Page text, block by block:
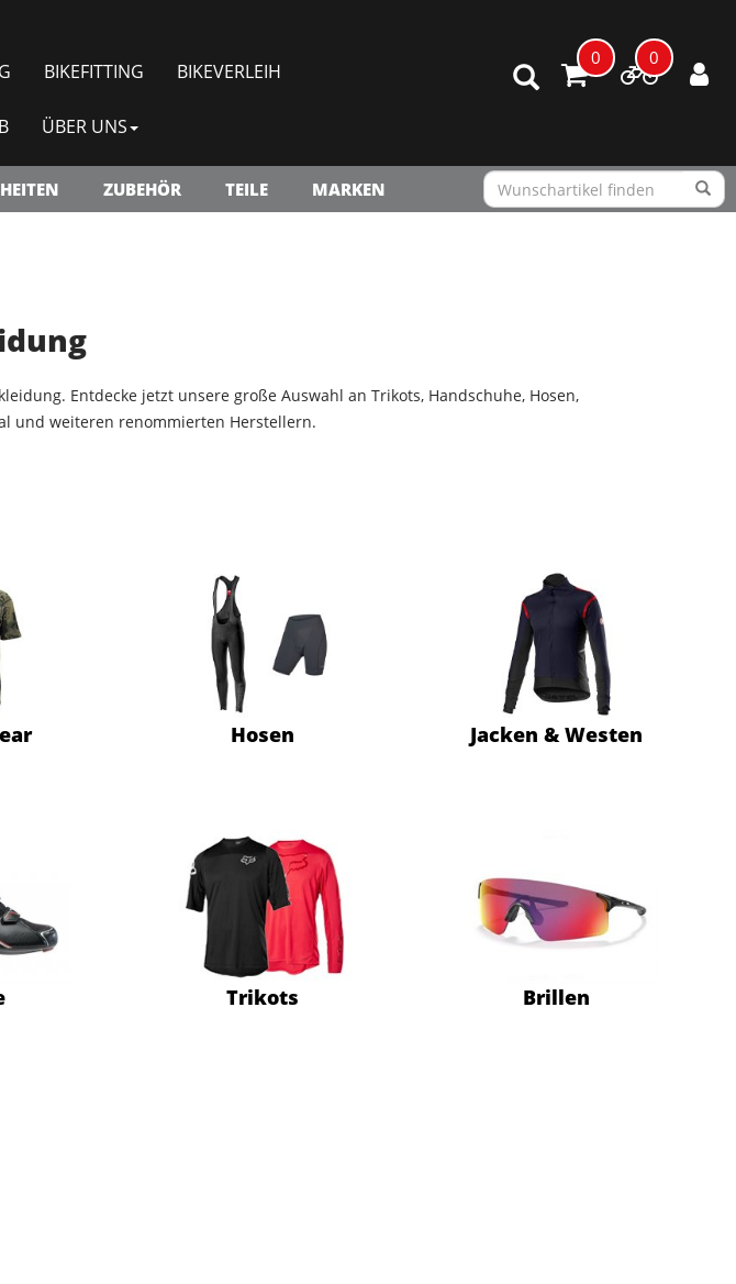
0 0
BIKEFITTING BIKEVERLEIH
ÜBER UNS
ZUBEHÖR TEILE MARKEN
Entdecke jetzt unsere große Auswahl an Trikots, Handschuhe, Hosen,
und weiteren renommierten Herstellern.
Hosen Jacken & Westen
Trikots Brillen